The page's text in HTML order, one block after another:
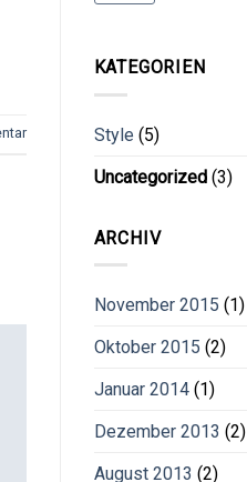
KATEGORIEN
Style (5)
Uncategorized(3)
ARCHIV
November 2015 (1)
Oktober 2015 (2)
Januar 2014(1)
Dezember 2013 (2)
August 2013 (2)